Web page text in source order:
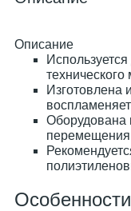
Описание
технического
Изготовлена
Оборудована
перемещения
Особенности